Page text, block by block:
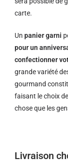
carte.
Un panier garni
pour un
confectionner
grande variété
gourmand
faisant le choix de
chose que les
Livraison